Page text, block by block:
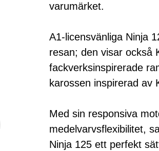
varumärket.
A1-licensvänliga Ninja
resan; den visar också
fackverksinspirerade
karossen inspirerad av
Med sin responsiva
medelvarvsflexibilitet,
Ninja 125 ett perfekt